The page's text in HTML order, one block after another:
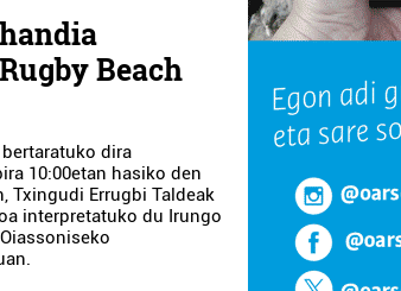
Beach
dira
10:00etan hasiko den
Txingudi Errugbi Taldeak
interpretatuko du Irungo